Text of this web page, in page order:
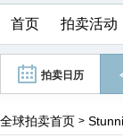
首页 拍卖活动
拍卖日历
全球拍卖首页 >